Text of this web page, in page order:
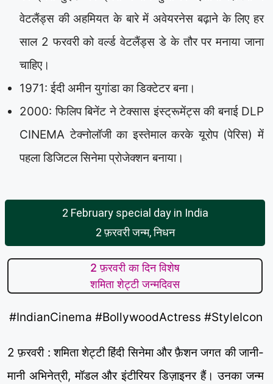
वेटलैंड्स की अहमियत के बारे में अवेयरनेस बढ़ाने के लिए हर
साल 2 फरवरी को वर्ल्ड वेटलैंड्स डे के तौर पर मनाया जाना
चाहिए।
1971: ईदी अमीन युगांडा का डिक्टेटर बना।
2000: फिलिप बिनेंट ने टेक्सास इंस्ट्रूमेंट्स की बनाई DLP
CINEMA टेक्नोलॉजी का इस्तेमाल करके यूरोप (पेरिस) में
पहला डिजिटल सिनेमा प्रोजेक्शन बनाया।
2 February special day in India
2 फ़रवरी जन्म, निधन
2 फ़रवरी का दिन विशेष
शमिता शेट्टी जन्मदिवस
#IndianCinema #BollywoodActress #StyleIcon
2 फ़रवरी : शमिता शेट्टी हिंदी सिनेमा और फ़ैशन जगत की जानी-
मानी अभिनेत्री, मॉडल और इंटीरियर डिज़ाइनर हैं। उनका जन्म